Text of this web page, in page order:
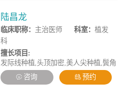
陆昌龙
临床职称： 主治医师 科室：植发
科
擅长项目:
发际线种植,头顶加密,美人尖种植,鬓角
种植,胡须种植,私密种植,疤痕种植,植
发修复
咨询 预约